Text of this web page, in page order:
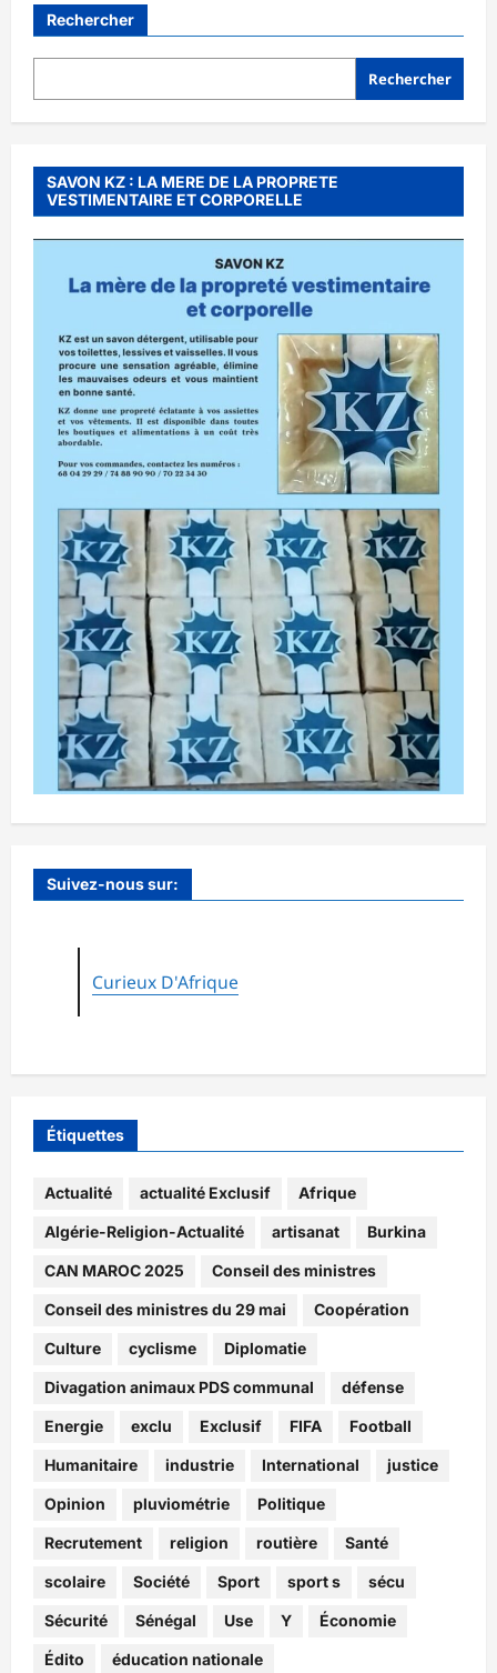
Rechercher
Rechercher
SAVON KZ : LA MERE DE LA PROPRETE
VESTIMENTAIRE ET CORPORELLE
Suivez-nous sur:
Curieux D'Afrique
Étiquettes
Actualité actualité Exclusif Afrique
Algérie-Religion-Actualité artisanat Burkina
CAN MAROC 2025 Conseil des ministres
Conseil des ministres du 29 mai Coopération
Culture cyclisme Diplomatie
Divagation animaux PDS communal défense
Energie exclu Exclusif FIFA Football
Humanitaire industrie International justice
Opinion pluviométrie Politique
Recrutement religion routière Santé
scolaire Société Sport sport s sécu
Sécurité Sénégal Use Y Économie
Édito éducation nationale